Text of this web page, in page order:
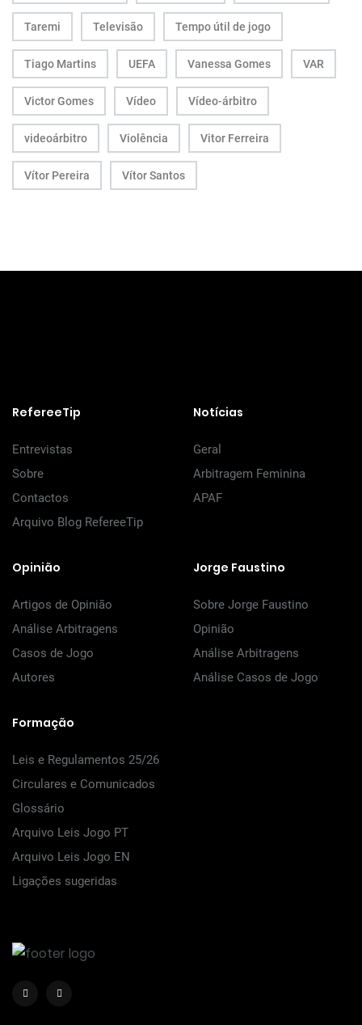
Taremi Televisão Tempo útil de jogo
Tiago Martins UEFA Vanessa Gomes VAR
Victor Gomes Vídeo Vídeo-árbitro
videoárbitro Violência Vitor Ferreira
Vítor Pereira Vítor Santos
RefereeTip
Entrevistas
Sobre
Contactos
Arquivo Blog RefereeTip
Notícias
Geral
Arbitragem Feminina
APAF
Opinião
Artigos de Opinião
Análise Arbitragens
Casos de Jogo
Autores
Jorge Faustino
Sobre Jorge Faustino
Opinião
Análise Arbitragens
Análise Casos de Jogo
Formação
Leis e Regulamentos 25/26
Circulares e Comunicados
Glossário
Arquivo Leis Jogo PT
Arquivo Leis Jogo EN
Ligações sugeridas